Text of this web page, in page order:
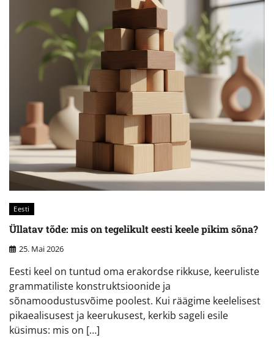
Eesti
Üllatav tõde: mis on tegelikult eesti keele pikim sõna?
25. Mai 2026
Eesti keel on tuntud oma erakordse rikkuse, keeruliste
grammatiliste konstruktsioonide ja
sõnamoodustusvõime poolest. Kui räägime keelelisest
pikaealisusest ja keerukusest, kerkib sageli esile
küsimus: mis on […]